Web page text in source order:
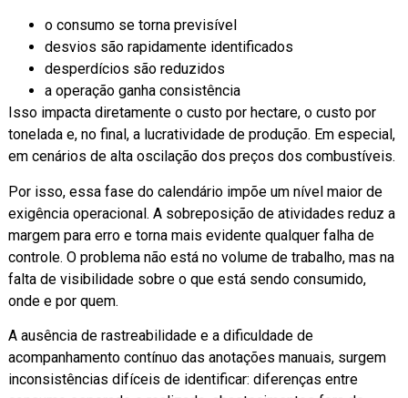
o consumo se torna previsível
desvios são rapidamente identificados
desperdícios são reduzidos
a operação ganha consistência
Isso impacta diretamente o custo por hectare, o custo por
tonelada e, no final, a lucratividade de produção. Em especial,
em cenários de alta oscilação dos preços dos combustíveis.
Por isso, essa fase do calendário impõe um nível maior de
exigência operacional. A sobreposição de atividades reduz a
margem para erro e torna mais evidente qualquer falha de
controle. O problema não está no volume de trabalho, mas na
falta de visibilidade sobre o que está sendo consumido,
onde e por quem.
A ausência de rastreabilidade e a dificuldade de
acompanhamento contínuo das anotações manuais, surgem
inconsistências difíceis de identificar: diferenças entre